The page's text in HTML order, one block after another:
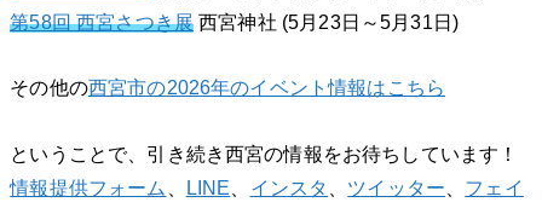
第58回 西宮さつき展 西宮神社 (5月23日～5月31日)
その他の西宮市の2026年のイベント情報はこちら
ということで、引き続き西宮の情報をお待ちしています！
情報提供フォーム
LINE インスタ ツイッター
フェイ